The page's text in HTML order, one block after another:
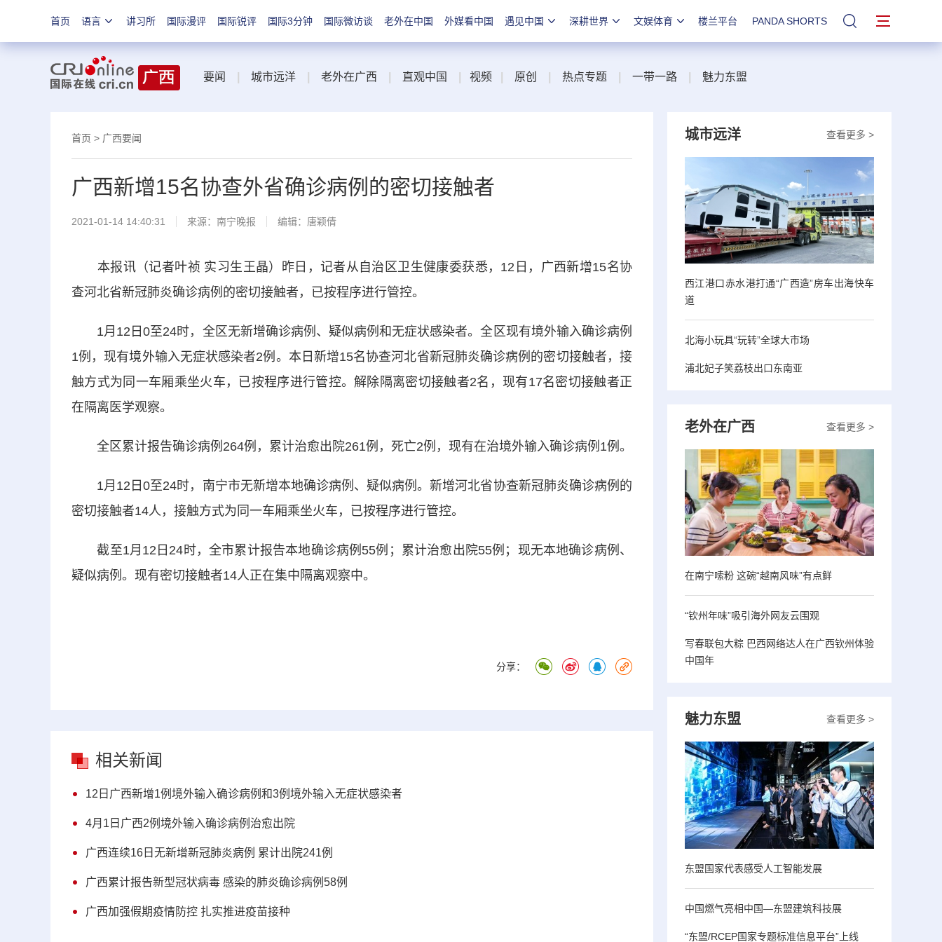
首页 语言 讲习所 国际漫评 国际锐评 国际3分钟 国际微访谈 老外在中国 外媒看中国 遇见中国 深耕世界 文娱体育 楼兰平台 PANDA SHORTS 站内搜索
要闻 城市远洋 老外在广西 直观中国 视频 原创 热点专题 一带一路 魅力东盟
首页 > 广西要闻
广西新增15名协查外省确诊病例的密切接触者
2021-01-14 14:40:31 来源： 南宁晚报 编辑：唐颖倩
本报讯（记者叶祯 实习生王晶）昨日，记者从自治区卫生健康委获悉，12日，广西新增15名协
查河北省新冠肺炎确诊病例的密切接触者，已按程序进行管控。
1月12日0至24时，全区无新增确诊病例、疑似病例和无症状感染者。全区现有境外输入确诊病例
1例，现有境外输入无症状感染者2例。本日新增15名协查河北省新冠肺炎确诊病例的密切接触者，接
触方式为同一车厢乘坐火车，已按程序进行管控。解除隔离密切接触者2名，现有17名密切接触者正
在隔离医学观察。
全区累计报告确诊病例264例，累计治愈出院261例，死亡2例，现有在治境外输入确诊病例1例。
1月12日0至24时，南宁市无新增本地确诊病例、疑似病例。新增河北省协查新冠肺炎确诊病例的
密切接触者14人，接触方式为同一车厢乘坐火车，已按程序进行管控。
截至1月12日24时，全市累计报告本地确诊病例55例；累计治愈出院55例；现无本地确诊病例、
疑似病例。现有密切接触者14人正在集中隔离观察中。
分享：
相关新闻
12日广西新增1例境外输入确诊病例和3例境外输入无症状感染者
4月1日广西2例境外输入确诊病例治愈出院
广西连续16日无新增新冠肺炎病例 累计出院241例
广西累计报告新型冠状病毒 感染的肺炎确诊病例58例
广西加强假期疫情防控 扎实推进疫苗接种
查看更多 >
城市远洋
西江港口赤水港打通“广西造”房车出海快车
道
北海小玩具“玩转”全球大市场
浦北妃子笑荔枝出口东南亚
查看更多 >
老外在广西
在南宁嗦粉 这碗“越南风味”有点鲜
“钦州年味”吸引海外网友云围观
写春联包大粽 巴西网络达人在广西钦州体验
中国年
查看更多 >
魅力东盟
东盟国家代表感受人工智能发展
中国燃气亮相中国—东盟建筑科技展
“东盟/RCEP国家专题标准信息平台”上线